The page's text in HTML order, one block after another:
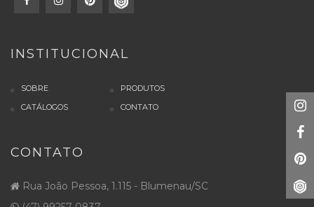
INSTITUCIONAL
SOBRE
PRODUTOS
CATÁLOGOS
CONTATO
CONTATO
Rua João Pessoa, 1.115 - Blumenau/SC